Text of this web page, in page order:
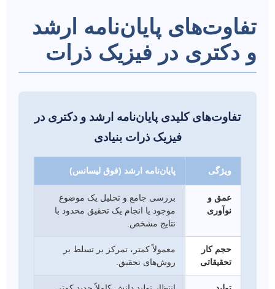
تفاوت‌های پایان‌نامه ارشد
و دکتری در فیزیک ذرات
تفاوت‌های کلیدی پایان‌نامه ارشد و دکتری در
فیزیک ذرات بنیادی
ویژگی پایان‌نامه ارشد (فوق لیسانس)
عمق و
نوآوری
بررسی جامع و تحلیل یک موضوع
موجود یا انجام یک تحقیق محدود با
نتایج مشخص.
حجم کار
تحقیقاتی
معمولاً کمتر، تمرکز بر تسلط بر
روش‌های تحقیق.